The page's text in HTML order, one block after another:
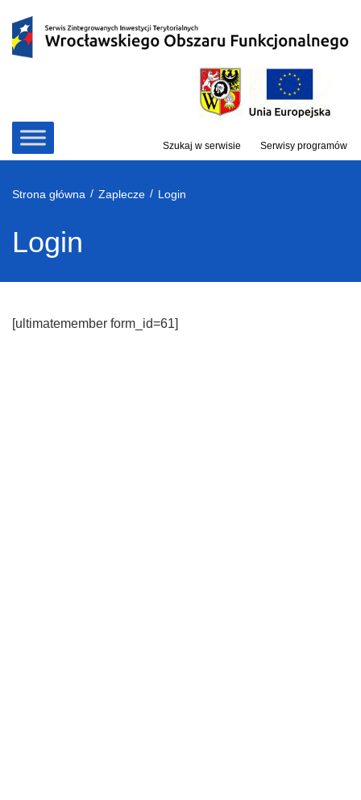
treści
Szukaj w serwisie Serwisy programów
Strona główna / Zaplecze / Login
Login
[ultimatemember form_id=61]